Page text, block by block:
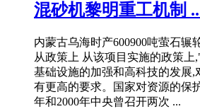
混砂机黎明重工机制
内蒙古乌海时产600900吨萤石辗
从政策上 从该项目实施的政策
基础设施的加强和高科技的发展,
有更高的要求。国家对资源的保
年和2000年中央曾召开两次 ...